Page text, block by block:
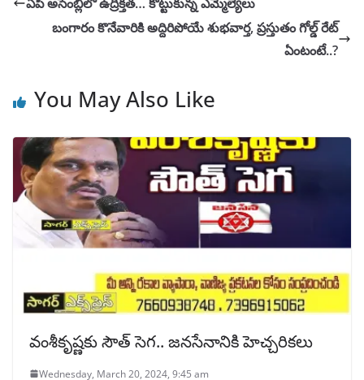
బంగారం కొనేవారికి అద్దిరిపోయే శుభవార్త, ప్రస్తుతం గోల్డ్‌ రేట్‌
ఏంటంటే..?
You May Also Like
వంశీకృష్ణకు సౌత్ సెగ.. జనసేనానికి హెచ్చరికలు
Wednesday, March 20, 2024, 9:45 am